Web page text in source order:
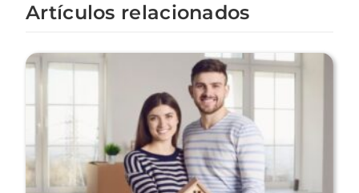
Artículos relacionados